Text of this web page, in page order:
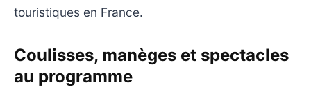
touristiques en France.
Coulisses, manèges et spectacles
au programme